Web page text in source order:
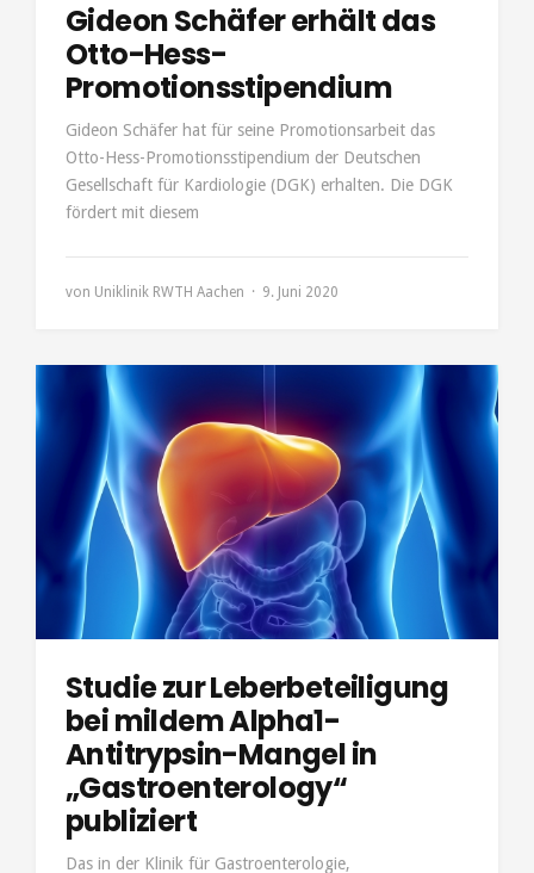
Gideon Schäfer erhält das
Otto-Hess-
Promotionsstipendium
Gideon Schäfer hat für seine Promotionsarbeit das
Otto-Hess-Promotionsstipendium der Deutschen
Gesellschaft für Kardiologie (DGK) erhalten. Die DGK
fördert mit diesem
von Uniklinik RWTH Aachen 9. Juni 2020
Studie zur Leberbeteiligung
bei mildem Alpha1-
Antitrypsin-Mangel in
„Gastroenterology“
publiziert
Das in der Klinik für Gastroenterologie,